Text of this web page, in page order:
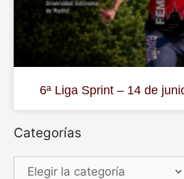
6ª Liga Sprint – 14 de
Categorías